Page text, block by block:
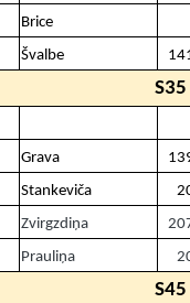
Brice
Švalbe
Grava
Stankeviča
Zvirgzdiņa
Prauliņa